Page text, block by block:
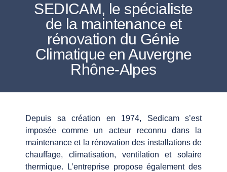
SEDICAM, le spécialiste
de la maintenance et
rénovation du Génie
Climatique en Auvergne
Rhône-Alpes
Depuis sa création en 1974, Sedicam s’est
imposée comme un acteur reconnu dans la
maintenance et la rénovation des installations de
chauffage, climatisation, ventilation et solaire
thermique. L’entreprise propose également des